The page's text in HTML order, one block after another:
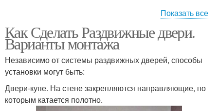
Межкомнатные двери Двери из фанеры
Раздвижная дверь Дверь из дерева
Показать все
Как Сделать Раздвижные двери.
Варианты монтажа
Независимо от системы раздвижных дверей, способы
установки могут быть:
Двери-купе. На стене закрепляются направляющие, по
которым катается полотно.